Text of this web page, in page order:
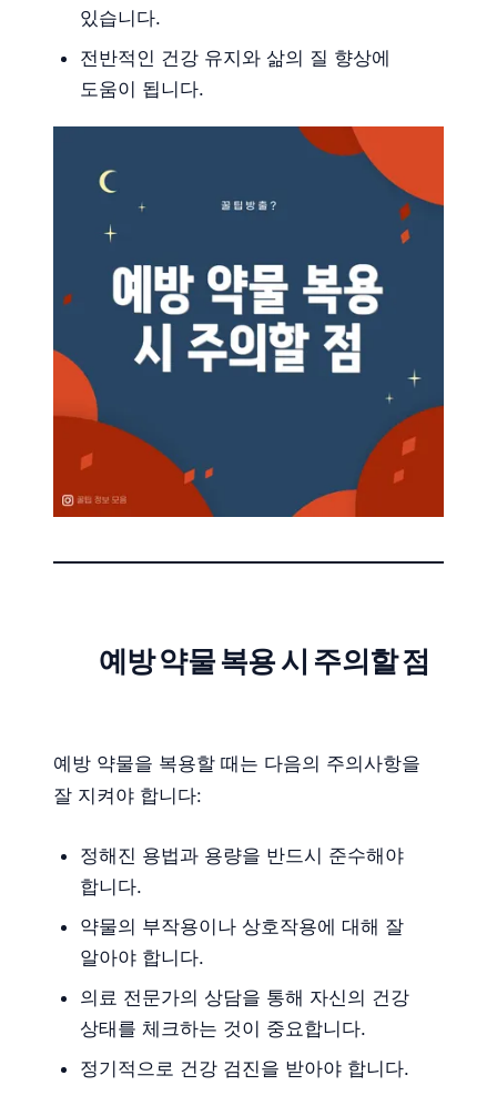
있습니다.
전반적인 건강 유지와 삶의 질 향상에
도움이 됩니다.
예방 약물 복용 시 주의할 점
예방 약물을 복용할 때는 다음의 주의사항을
잘 지켜야 합니다:
정해진 용법과 용량을 반드시 준수해야
합니다.
약물의 부작용이나 상호작용에 대해 잘
알아야 합니다.
의료 전문가의 상담을 통해 자신의 건강
상태를 체크하는 것이 중요합니다.
정기적으로 건강 검진을 받아야 합니다.